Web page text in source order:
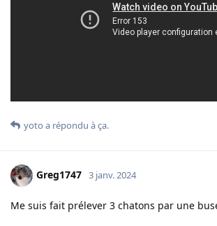
yoto a répondu à ça.
Greg1747 3 janv. 2024
Me suis fait prélever 3 chatons par une